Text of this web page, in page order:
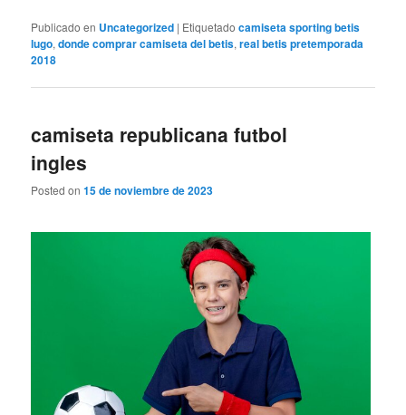
Publicado en Uncategorized | Etiquetado camiseta sporting betis
lugo,donde comprar camiseta del betis,real betis pretemporada
2018
camiseta republicana futbol
ingles
Posted on15 de noviembre de 2023